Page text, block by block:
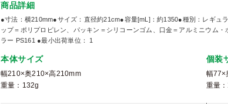
商品詳細
●寸法：横210mm●サイズ：直径約21cm●容量[mL]：約1350●種別：レギュ
ップ＝ポリプロピレン、パッキン＝シリコーンゴム、口金＝アルミニウム
ラー PS161 ●最小出荷単位： 1
本体サイズ
幅210×奥210×高210mm
重量：132g
個装
幅77×
重量